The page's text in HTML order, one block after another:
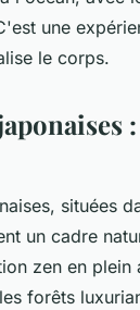
une
le corps.
situées
un cadre
zen en plein
forêts